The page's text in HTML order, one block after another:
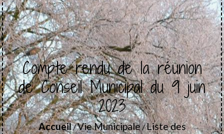
Compte rendu de la réunion
de Conseil Municipal du 9 juin
2023
Accueil/Vie Municipale/Liste des